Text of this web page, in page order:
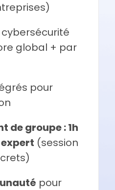
cybersécurité
global + par
pour
de groupe : 1h
(session
pour